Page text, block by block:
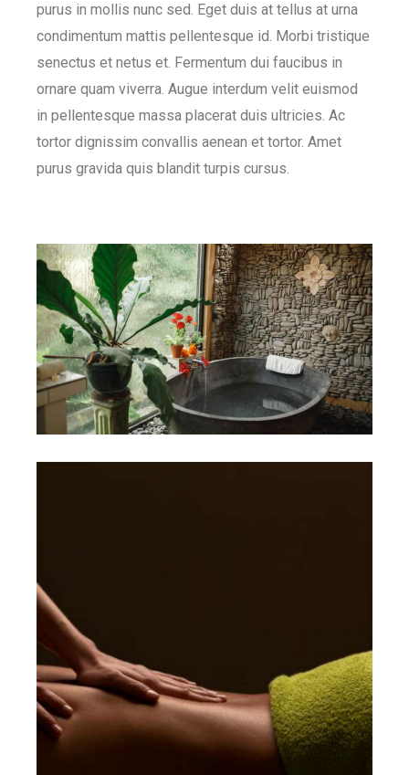
purus in mollis nunc sed. Eget duis at tellus at urna
condimentum mattis pellentesque id. Morbi tristique
senectus et netus et. Fermentum dui faucibus in
ornare quam viverra. Augue interdum velit euismod
in pellentesque massa placerat duis ultricies. Ac
tortor dignissim convallis aenean et tortor. Amet
purus gravida quis blandit turpis cursus.